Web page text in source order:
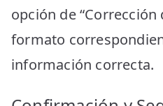
opción de “Corrección
formato
información correcta.